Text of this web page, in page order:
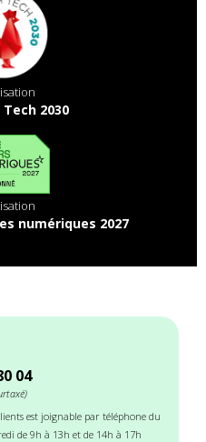
2030
numériques 2027
04
est joignable par téléphone du
de 9h à 13h et de 14h à 17h